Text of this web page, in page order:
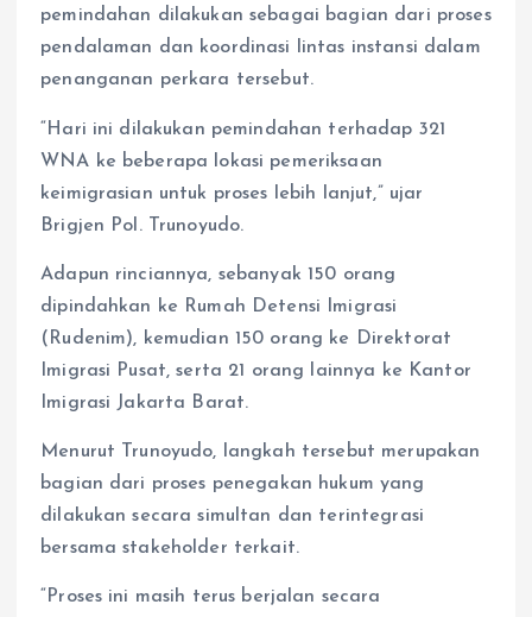
pemindahan dilakukan sebagai bagian dari proses
pendalaman dan koordinasi lintas instansi dalam
penanganan perkara tersebut.
“Hari ini dilakukan pemindahan terhadap 321
WNA ke beberapa lokasi pemeriksaan
keimigrasian untuk proses lebih lanjut,” ujar
Brigjen Pol. Trunoyudo.
Adapun rinciannya, sebanyak 150 orang
dipindahkan ke Rumah Detensi Imigrasi
(Rudenim), kemudian 150 orang ke Direktorat
Imigrasi Pusat, serta 21 orang lainnya ke Kantor
Imigrasi Jakarta Barat.
Menurut Trunoyudo, langkah tersebut merupakan
bagian dari proses penegakan hukum yang
dilakukan secara simultan dan terintegrasi
bersama stakeholder terkait.
“Proses ini masih terus berjalan secara